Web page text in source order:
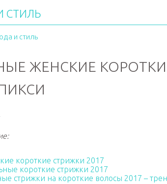
СТИЛЬ
и стиль
ЖЕНСКИЕ
короткие стрижки 2017
короткие стрижки 2017
стрижки на короткие волосы 2017 –